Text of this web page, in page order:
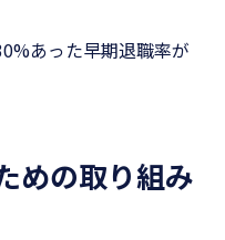
あった早期退職率が
めの取り組み